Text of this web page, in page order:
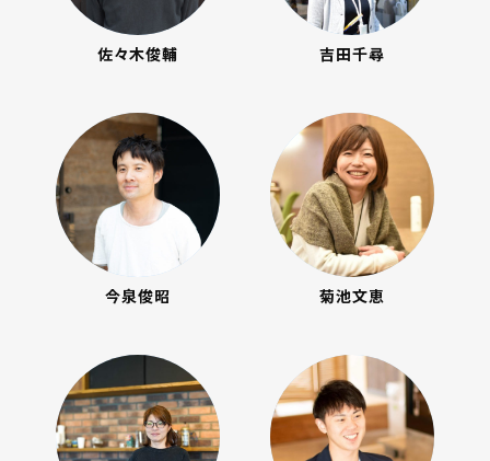
佐々木俊輔 吉田千尋
今泉俊昭 菊池文恵